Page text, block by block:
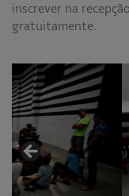
Notícias
Educativo
Programa Aprendiz
Workshops
Publicações
Editais
inscrever na
gratuitamente.